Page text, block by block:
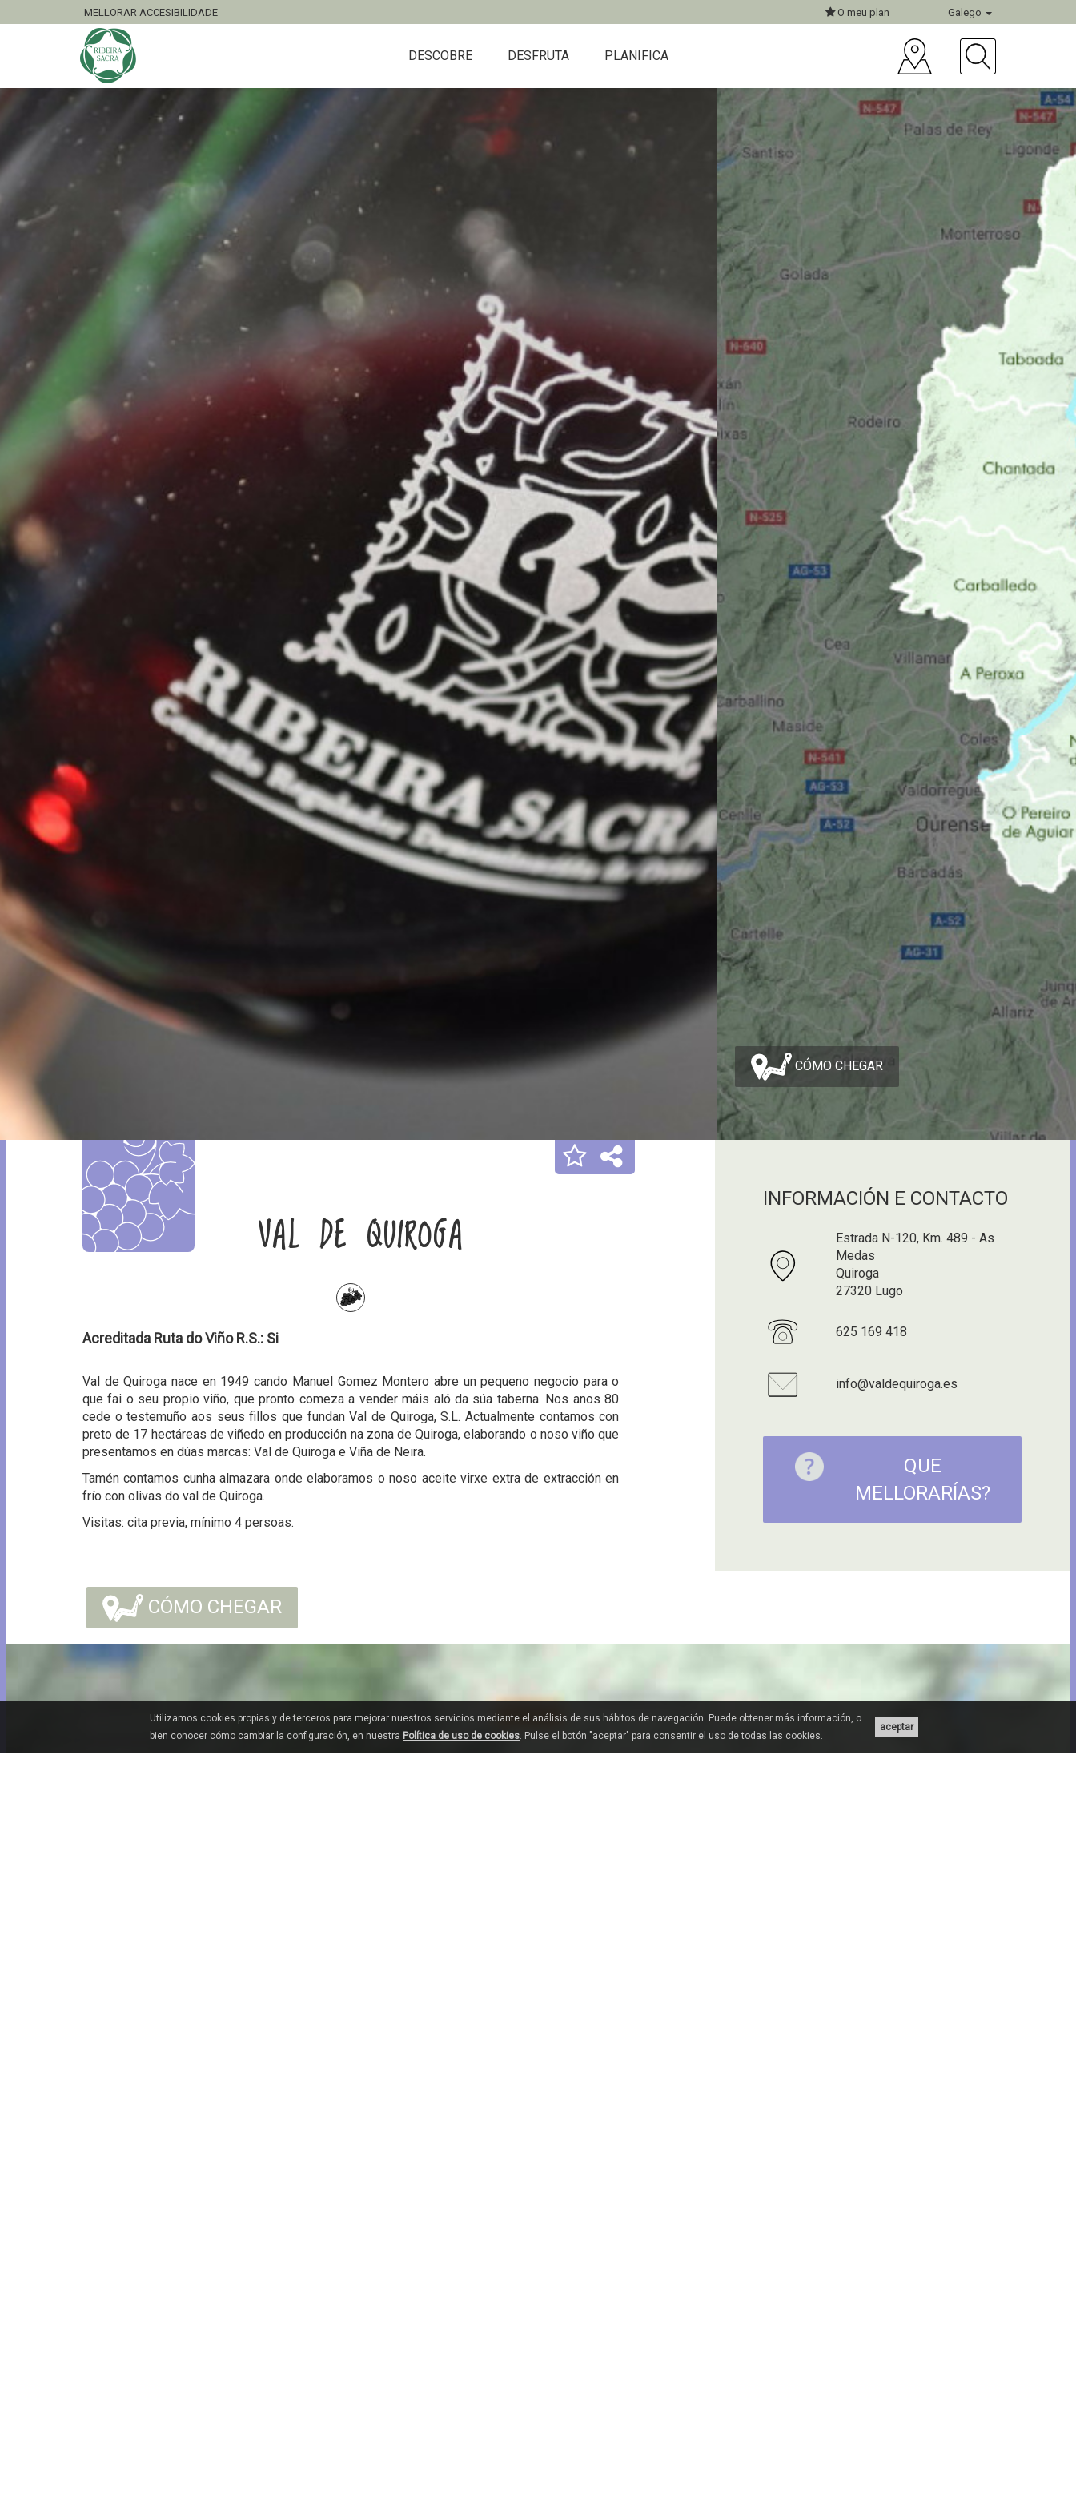
MELLORAR ACCESIBILIDADE O meu plan Galego
DESCOBRE DESFRUTA PLANIFICA
CÓMO CHEGAR
VAL DE QUIROGA
Acreditada Ruta do Viño R.S.: Si
Val de Quiroga nace en 1949 cando Manuel Gomez Montero abre un pequeno negocio para o
que fai o seu propio viño, que pronto comeza a vender máis aló da súa taberna. Nos anos 80
cede o testemuño aos seus fillos que fundan Val de Quiroga, S.L. Actualmente contamos con
preto de 17 hectáreas de viñedo en producción na zona de Quiroga, elaborando o noso viño que
presentamos en dúas marcas: Val de Quiroga e Viña de Neira.
Tamén contamos cunha almazara onde elaboramos o noso aceite virxe extra de extracción en
frío con olivas do val de Quiroga.
Visitas: cita previa, mínimo 4 persoas.
INFORMACIÓN E CONTACTO
Estrada N-120, Km. 489 - As
Medas
Quiroga
27320 Lugo
625 169 418
info@valdequiroga.es
QUE
MELLORARÍAS?
CÓMO CHEGAR
aceptar
Utilizamos cookies propias y de terceros para mejorar nuestros servicios mediante el análisis de sus hábitos de navegación. Puede obtener más información, o
bien conocer cómo cambiar la configuración, en nuestra Política de uso de cookies. Pulse el botón "aceptar" para consentir el uso de todas las cookies.